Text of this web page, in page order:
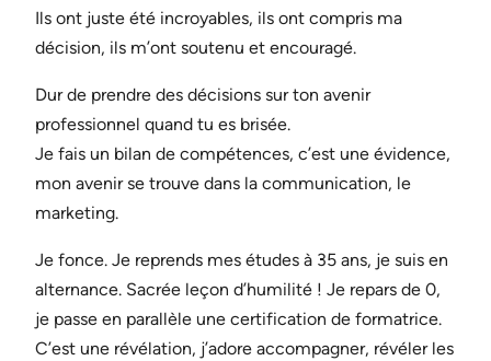
Ils ont juste été incroyables, ils ont compris ma
décision, ils m’ont soutenu et encouragé.
Dur de prendre des décisions sur ton avenir
professionnel quand tu es brisée.
Je fais un bilan de compétences, c’est une évidence,
mon avenir se trouve dans la communication, le
marketing.
Je fonce. Je reprends mes études à 35 ans, je suis en
alternance. Sacrée leçon d’humilité ! Je repars de 0,
je passe en parallèle une certification de formatrice.
C’est une révélation, j’adore accompagner, révéler les